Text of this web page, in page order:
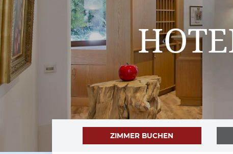
ZIMMER BUCHEN